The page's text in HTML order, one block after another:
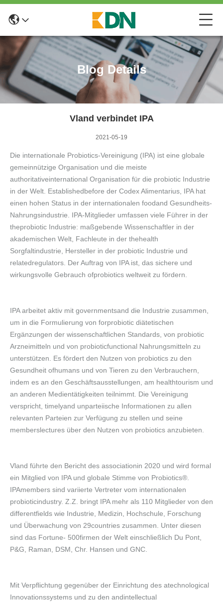
Blog Details
Vland verbindet IPA
2021-05-19
Die internationale Probiotics-Vereinigung (IPA) ist eine globale
gemeinnützige Organisation und die meiste
authoritativeinternational Organisation für die probiotic Industrie
in der Welt. Establishedbefore der Codex Alimentarius, IPA hat
einen hohen Status in der internationalen foodand Gesundheits-
Nahrungsindustrie. IPA-Mitglieder umfassen viele Führer in der
theprobiotic Industrie: maßgebende Wissenschaftler in der
akademischen Welt, Fachleute in der thehealth
Sorgfaltindustrie, Hersteller in der probiotic Industrie und
relatedregulators. Der Auftrag von IPA ist, das sichere und
wirkungsvolle Gebrauch ofprobiotics weltweit zu fördern.
IPA arbeitet aktiv mit governmentsand die Industrie zusammen,
um in die Formulierung von forprobiotic diätetischen
Ergänzungen der wissenschaftlichen Standards, von probiotic
Arzneimitteln und von probioticfunctional Nahrungsmitteln zu
unterstützen. Es fördert den Nutzen von probiotics zu den
Gesundheit ofhumans und von Tieren zu den Verbrauchern,
indem es an den Geschäftsausstellungen, am healthtourism und
an anderen Medientätigkeiten teilnimmt. Die Vereinigung
verspricht, timelyand unparteiische Informationen zu allen
relevanten Parteien zur Verfügung zu stellen und seine
memberslectures über den Nutzen von probiotics anzubieten.
Vland führte den Bericht des associationin 2020 und wird formal
ein Mitglied von IPA und globale Stimme von Probiotics®.
IPAmembers sind variierte Vertreter vom internationalen
probioticindustry. Z.Z. bringt IPA mehr als 110 Mitglieder von den
differentfields wie Industrie, Medizin, Hochschule, Forschung
und Überwachung von 29countries zusammen. Unter diesen
sind das Fortune- 500firmen der Welt einschließlich Du Pont,
P&G, Raman, DSM, Chr. Hansen und GNC.
Mit Verpflichtung gegenüber der Einrichtung des atechnological
Innovationssystems und zu den andintellectual